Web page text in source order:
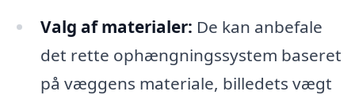
Valg af materialer: De kan anbefale
det rette ophængningssystem baseret
på væggens materiale, billedets vægt